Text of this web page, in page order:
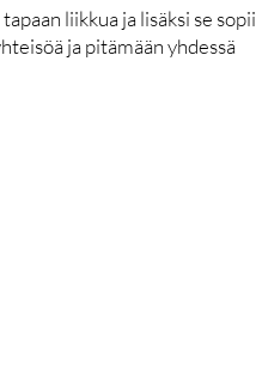
liikkua ja lisäksi se sopii
ja pitämään yhdessä